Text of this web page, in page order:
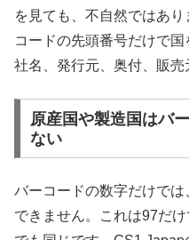
を見ても、不自然ではあ
コードの先頭番号だけで
社名、発行元、奥付、販売
原産国や製造国はバ
ない
バーコードの数字だけで
できません。これは97だ